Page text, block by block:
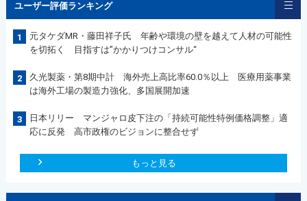
ユーザー評価ランキング
1
元タケダMR・藤田祥子氏 年齢や環境の壁を越えて人材の可能性
を切拓く 目指すは”かかりつけコンサル“
2
久光製薬・第8期中計 海外売上高比率60.0％以上 医療用薬事業
は海外工場の製造力強化、多国展開加速
3
日本リリー マンジャロ皮下注の「持続可能性特例価格調整」適
応に反発 高市政権のビジョンに整合せず
もっと見る